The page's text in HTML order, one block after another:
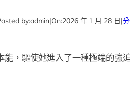
by:admin|On:2026 年 1 月 28 日|
能，驅使她進入了一種極端的強